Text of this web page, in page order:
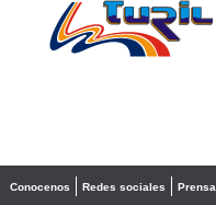
Conocenos Redes sociales Prensa